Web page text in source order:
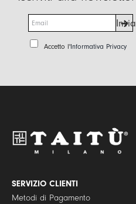
m
a
P
o
y
*
Accetto l'Informativa Privacy
Invia
SERVIZIO CLIENTI
Metodi di Pagamento